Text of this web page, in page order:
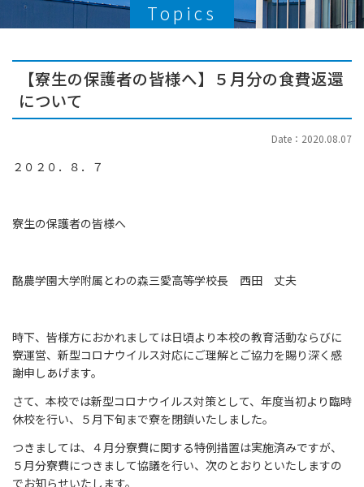
Topics
【寮生の保護者の皆様へ】５月分の食費返還
について
Date：2020.08.07
２０２０．８．７
寮生の保護者の皆様へ
酪農学園大学附属とわの森三愛高等学校長 西田 丈夫
時下、皆様方におかれましては日頃より本校の教育活動ならびに
寮運営、新型コロナウイルス対応にご理解とご協力を賜り深く感
謝申しあげます。
さて、本校では新型コロナウイルス対策として、年度当初より臨時
休校を行い、５月下旬まで寮を閉鎖いたしました。
つきましては、４月分寮費に関する特例措置は実施済みですが、
５月分寮費につきまして協議を行い、次のとおりといたしますの
でお知らせいたします。